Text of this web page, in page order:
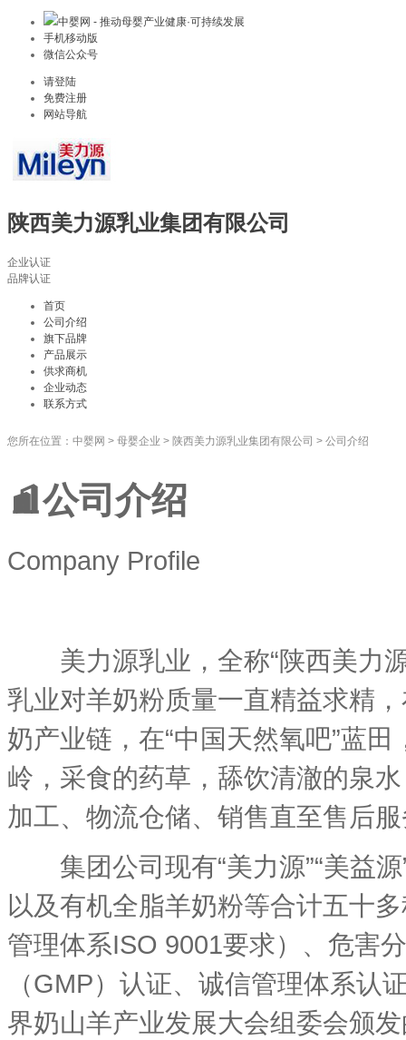
中婴网 - 推动母婴产业健康·可持续发展
手机移动版
微信公众号
请登陆
免费注册
网站导航
陕西美力源乳业集团有限公司
企业认证
品牌认证
首页
公司介绍
旗下品牌
产品展示
供求商机
企业动态
联系方式
您所在位置： 中婴网 > 母婴企业 > 陕西美力源乳业集团有限公司 > 公司介绍
公司介绍
Company Profile
美力源乳业，全称“陕西美力源
乳业对羊奶粉质量一直精益求精
奶产业链，在“中国天然氧吧”蓝
岭，采食的药草，舔饮清澈的泉
加工、物流仓储、销售直至售后
集团公司现有“美力源”“美益源
以及有机全脂羊奶粉等合计五十
管理体系ISO 9001要求）、危害
（GMP）认证、诚信管理体系认
界奶山羊产业发展大会组委会颁